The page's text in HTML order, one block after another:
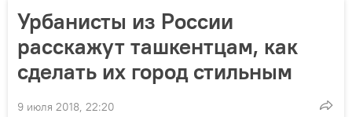
Урбанисты из России
расскажут ташкентцам, как
сделать их город стильным
9 июля 2018, 22:20